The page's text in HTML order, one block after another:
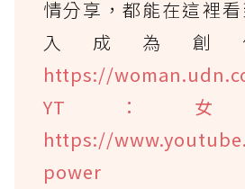
情分享，都能在這裡
入成為創
https://
YT：
https://
power